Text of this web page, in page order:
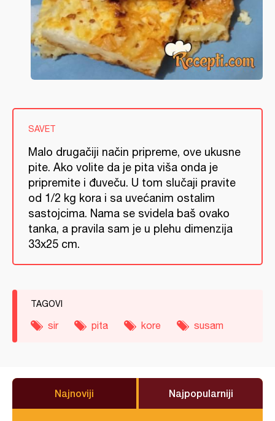
SAVET
Malo drugačiji način pripreme, ove ukusne
pite. Ako volite da je pita viša onda je
pripremite i đuveču. U tom slučaji pravite
od 1/2 kg kora i sa uvećanim ostalim
sastojcima. Nama se svidela baš ovako
tanka, a pravila sam je u plehu dimenzija
33x25 cm.
TAGOVI
sir pita kore susam
Najnoviji Najpopularniji